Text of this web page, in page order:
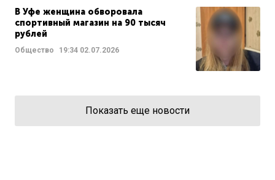
В Уфе женщина обворовала
спортивный магазин на 90 тысяч
рублей
Общество 19:34 02.07.2026
Показать еще новости